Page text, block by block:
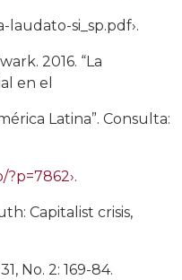
laudato-si_sp.pdf›.
2016. “La
en el
Latina”. Consulta:
.
Capitalist crisis,
No. 2: 169-84.